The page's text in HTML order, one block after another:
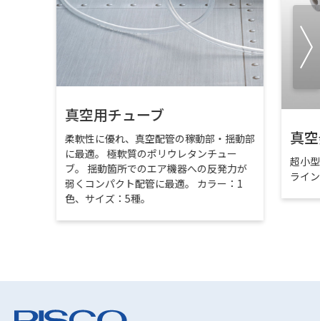
真空用チューブ
柔軟性に優れ、真空配管の稼動部・揺動部
に最適。 極軟質のポリウレタンチュー
ブ。 揺動箇所でのエア機器への反発力が
弱くコンパクト配管に最適。 カラー：1
色、サイズ：5種。
真
超小
ライ